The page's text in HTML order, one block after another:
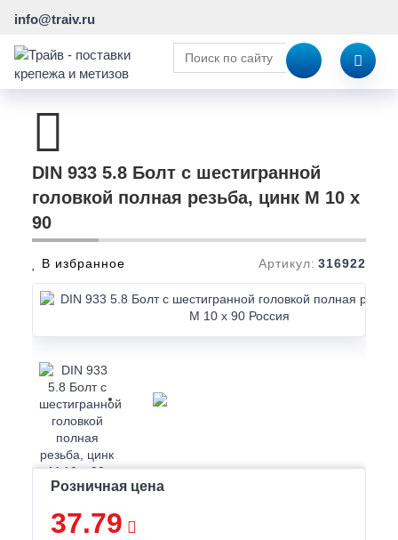
info@traiv.ru
DIN 933 5.8 Болт с шестигранной
головкой полная резьба, цинк M 10 x
90
В избранное Артикул: 316922
Розничная цена
37.79